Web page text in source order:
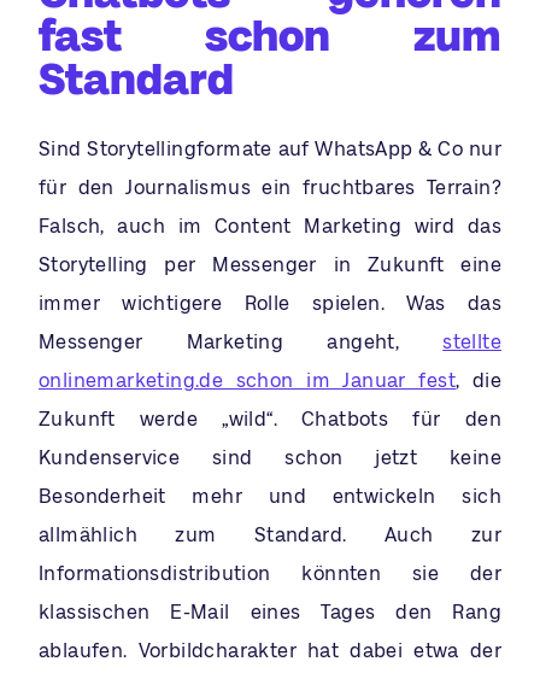
fast schon zum
Standard
Sind Storytellingformate auf WhatsApp & Co nur
für den Journalismus ein fruchtbares Terrain?
Falsch, auch im Content Marketing wird das
Storytelling per Messenger in Zukunft eine
immer wichtigere Rolle spielen. Was das
Messenger Marketing angeht,stellte
onlinemarketing.de schon im Januar fest, die
Zukunft werde „wild“. Chatbots für den
Kundenservice sind schon jetzt keine
Besonderheit mehr und entwickeln sich
allmählich zum Standard. Auch zur
Informationsdistribution könnten sie der
klassischen E-Mail eines Tages den Rang
ablaufen. Vorbildcharakter hat dabei etwa der